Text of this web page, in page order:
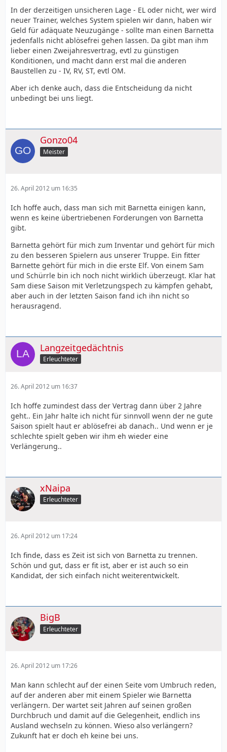
In der derzeitigen unsicheren Lage - EL oder nicht, wer wird
neuer Trainer, welches System spielen wir dann, haben wir
Geld für adäquate Neuzugänge - sollte man einen Barnetta
jedenfalls nicht ablösefrei gehen lassen. Da gibt man ihm
lieber einen Zweijahresvertrag, evtl zu günstigen
Konditionen, und macht dann erst mal die anderen
Baustellen zu - IV, RV, ST, evtl OM.
Aber ich denke auch, dass die Entscheidung da nicht
unbedingt bei uns liegt.
Gonzo04
Meister
26. April 2012 um 16:35
Ich hoffe auch, dass man sich mit Barnetta einigen kann,
wenn es keine übertriebenen Forderungen von Barnetta
gibt.
Barnetta gehört für mich zum Inventar und gehört für mich
zu den besseren Spielern aus unserer Truppe. Ein fitter
Barnette gehört für mich in die erste Elf. Von einem Sam
und Schürrle bin ich noch nicht wirklich überzeugt. Klar hat
Sam diese Saison mit Verletzungspech zu kämpfen gehabt,
aber auch in der letzten Saison fand ich ihn nicht so
herausragend.
Langzeitgedächtnis
Erleuchteter
26. April 2012 um 16:37
Ich hoffe zumindest dass der Vertrag dann über 2 Jahre
geht.. Ein Jahr halte ich nicht für sinnvoll wenn der ne gute
Saison spielt haut er ablösefrei ab danach.. Und wenn er je
schlechte spielt geben wir ihm eh wieder eine
Verlängerung..
xNaipa
Erleuchteter
26. April 2012 um 17:24
Ich finde, dass es Zeit ist sich von Barnetta zu trennen.
Schön und gut, dass er fit ist, aber er ist auch so ein
Kandidat, der sich einfach nicht weiterentwickelt.
BigB
Erleuchteter
26. April 2012 um 17:26
Man kann schlecht auf der einen Seite vom Umbruch reden,
auf der anderen aber mit einem Spieler wie Barnetta
verlängern. Der wartet seit Jahren auf seinen großen
Durchbruch und damit auf die Gelegenheit, endlich ins
Ausland wechseln zu können. Wieso also verlängern?
Zukunft hat er doch eh keine bei uns.